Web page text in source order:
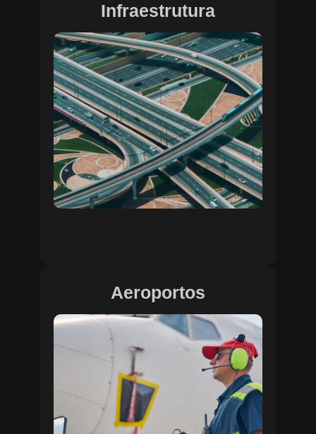
Infraestrutura
Aeroportos